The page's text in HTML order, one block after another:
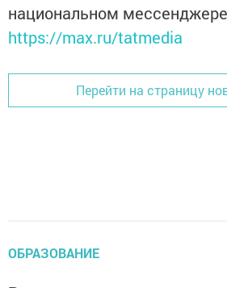
национальном
https://max.ru/tatmedia
Перейти на страницу
ОБРАЗОВАНИЕ